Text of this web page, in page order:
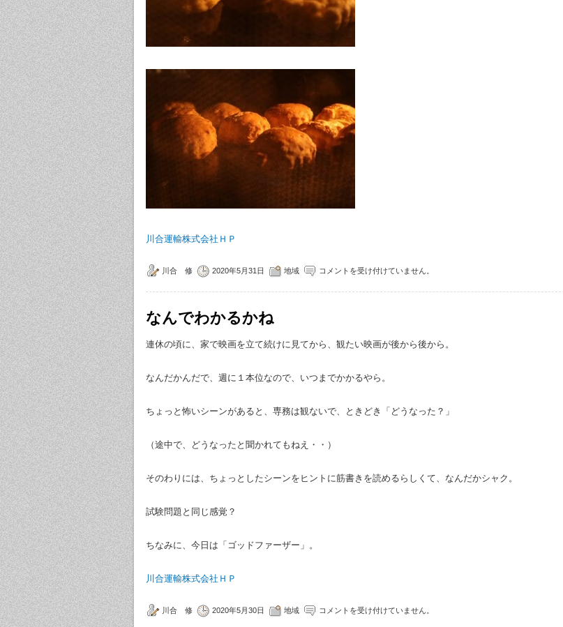
川合運輸株式会社ＨＰ
川合 修 2020年5月31日 地域 コメントを受け付けていません。
なんでわかるかね
連休の頃に、家で映画を立て続けに見てから、観たい映画が後から後から。
なんだかんだで、週に１本位なので、いつまでかかるやら。
ちょっと怖いシーンがあると、専務は観ないで、ときどき「どうなった？」
（途中で、どうなったと聞かれてもねえ・・）
そのわりには、ちょっとしたシーンをヒントに筋書きを読めるらしくて、なんだかシャク。
試験問題と同じ感覚？
ちなみに、今日は「ゴッドファーザー」。
川合運輸株式会社ＨＰ
川合 修 2020年5月30日 地域 コメントを受け付けていません。